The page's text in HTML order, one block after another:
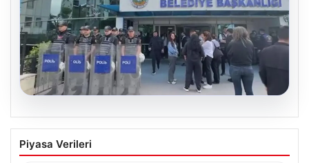
05.08.2026
Avcılar Belediyesi’ne operasyon. 12
şüpheli gözaltına alındı
Piyasa Verileri